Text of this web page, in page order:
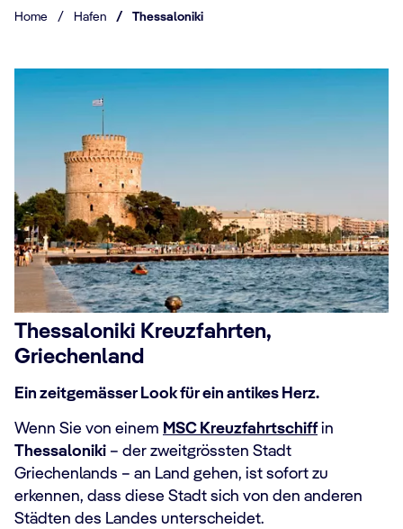
Home / Hafen / Thessaloniki
Thessaloniki Kreuzfahrten,
Griechenland
Ein zeitgemässer Look für ein antikes Herz.
Wenn Sie von einem MSC Kreuzfahrtschiffin
Thessaloniki – der zweitgrössten Stadt
Griechenlands – an Land gehen, ist sofort zu
erkennen, dass diese Stadt sich von den anderen
Städten des Landes unterscheidet.